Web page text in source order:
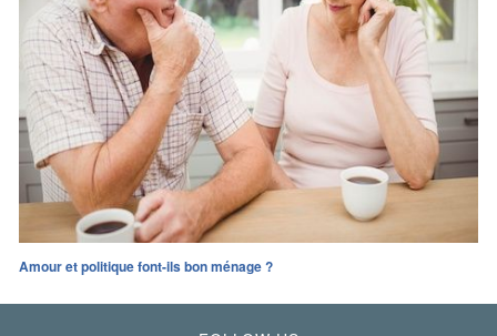
Amour et politique font-ils bon ménage ?